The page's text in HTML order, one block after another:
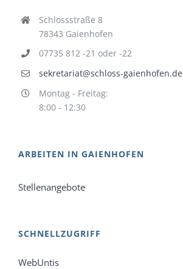
Schlossstraße 8
78343 Gaienhofen
07735 812 -21 oder -22
sekretariat@schloss-gaienhofen.de
Montag - Freitag:
8:00 - 12:30
ARBEITEN IN GAIENHOFEN
Stellenangebote
SCHNELLZUGRIFF
WebUntis